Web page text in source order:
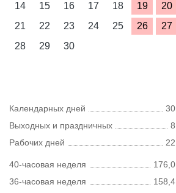
14
15 16 17 18 19
20
21
22 23 24 25 26
27
28
29 30
Календарных дней
30
Выходных и праздничных
8
Рабочих дней
22
40-часовая неделя
176,0
36-часовая неделя
158,4